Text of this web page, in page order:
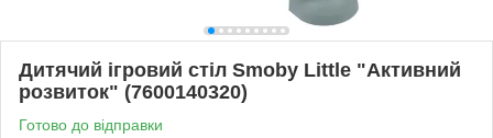
Дитячий ігровий стіл Smoby Little "Активний
розвиток" (7600140320)
Готово до відправки